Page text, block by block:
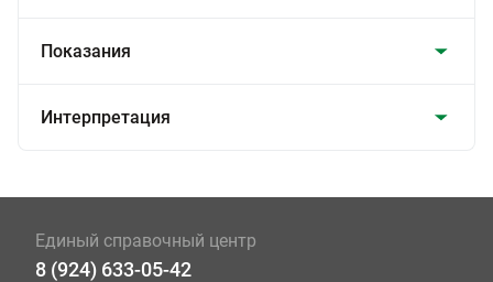
Показания
Интерпретация
Единый справочный центр
8 (924) 633-05-42